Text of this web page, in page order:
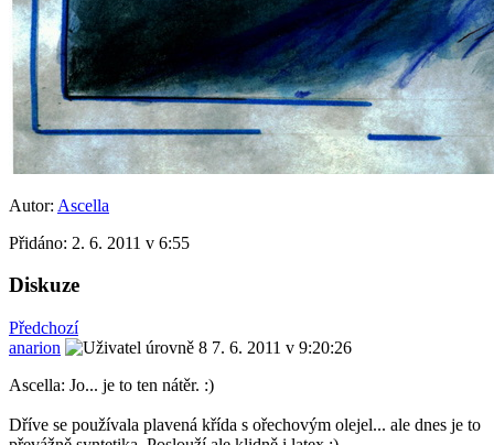
Autor: Ascella
Přidáno: 2. 6. 2011 v 6:55
Diskuze
Předchozí
anarion
7. 6. 2011 v 9:20:26
Ascella: Jo... je to ten nátěr. :)
Dříve se používala plavená křída s ořechovým olejel... ale dnes je to